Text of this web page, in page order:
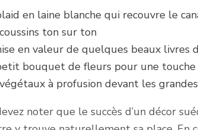
en laine blanche qui recouvre le
ton sur ton
en valeur de quelques beaux livres
bouquet de fleurs pour une touche
à profusion devant les
noter que le succès d’un décor